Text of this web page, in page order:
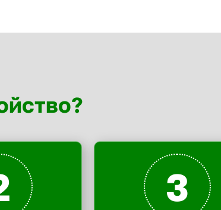
3